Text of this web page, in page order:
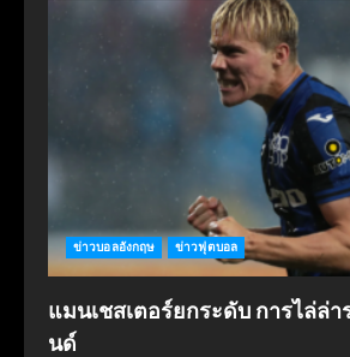
ข่าวบอลอังกฤษ ข่าวฟุตบอล
แมนเชสเตอร์ยกระดับ การไล่ล่
นด์